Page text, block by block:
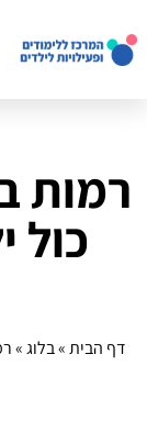
רמות
כול
דף הבית»בלוג»